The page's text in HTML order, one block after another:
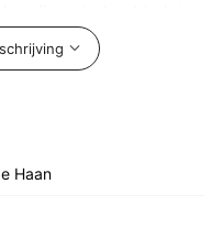
In Amsterdam
én als scherpzinnig
hij naar Palestina,
het Algemeen
van zionistisch
van de
Haan